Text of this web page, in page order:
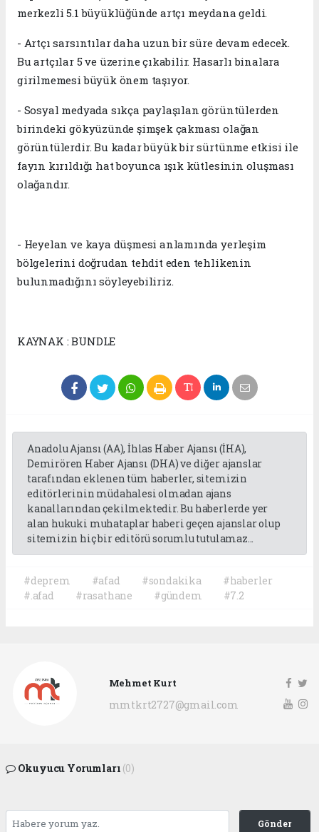
merkezli 5.1 büyüklüğünde artçı meydana geldi.
- Artçı sarsıntılar daha uzun bir süre devam edecek.
Bu artçılar 5 ve üzerine çıkabilir. Hasarlı binalara
girilmemesi büyük önem taşıyor.
- Sosyal medyada sıkça paylaşılan görüntülerden
birindeki gökyüzünde şimşek çakması olağan
görüntülerdir. Bu kadar büyük bir sürtünme etkisi ile
fayın kırıldığı hat boyunca ışık kütlesinin oluşması
olağandır.
- Heyelan ve kaya düşmesi anlamında yerleşim
bölgelerini doğrudan tehdit eden tehlikenin
bulunmadığını söyleyebiliriz.
KAYNAK : BUNDLE
Anadolu Ajansı (AA), İhlas Haber Ajansı (İHA),
Demirören Haber Ajansı (DHA) ve diğer ajanslar
tarafından eklenen tüm haberler, sitemizin
editörlerinin müdahalesi olmadan ajans
kanallarından çekilmektedir. Bu haberlerde yer
alan hukuki muhataplar haberi geçen ajanslar olup
sitemizin hiç bir editörü sorumlu tutulamaz...
#deprem #afad #sondakika
#haberler
#.afad
#rasathane #gündem #7.2
Mehmet Kurt
mmtkrt2727@gmail.com
Okuyucu Yorumları (0)
Gönder